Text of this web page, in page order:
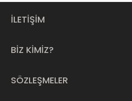
İLETİŞİM
BİZ KİMİZ?
SÖZLEŞMELER